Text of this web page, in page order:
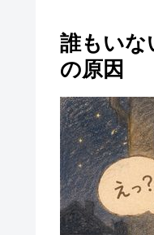
誰もいな
の原因